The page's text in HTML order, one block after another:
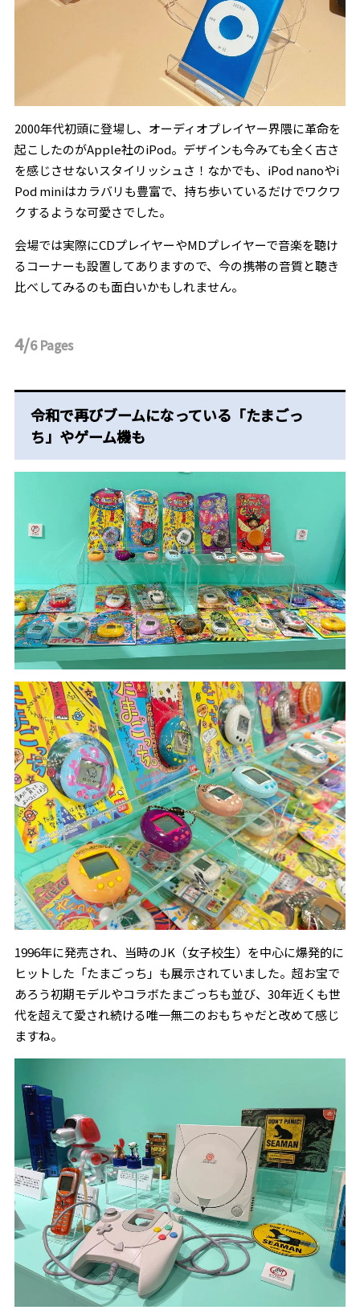
2000年代初頭に登場し、オーディオプレイヤー界隈に革命を
起こしたのがApple社のiPod。デザインも今みても全く古さ
を感じさせないスタイリッシュさ！なかでも、iPod nanoやi
Pod miniはカラバリも豊富で、持ち歩いているだけでワクワ
クするような可愛さでした。
会場では実際にCDプレイヤーやMDプレイヤーで音楽を聴け
るコーナーも設置してありますので、今の携帯の音質と聴き
比べしてみるのも面白いかもしれません。
4/6Pages
令和で再びブームになっている「たまごっ
ち」やゲーム機も
1996年に発売され、当時のJK（女子校生）を中心に爆発的に
ヒットした「たまごっち」も展示されていました。超お宝で
あろう初期モデルやコラボたまごっちも並び、30年近くも世
代を超えて愛され続ける唯一無二のおもちゃだと改めて感じ
ますね。